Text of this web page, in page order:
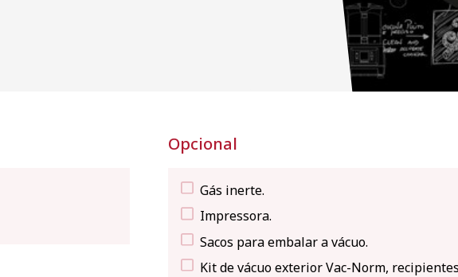
Opcional
Gás inerte.
Impressora.
Sacos para embalar a vácuo.
Kit de vácuo exterior Vac-Norm,